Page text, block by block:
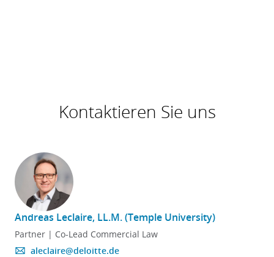
Kontaktieren Sie uns
Andreas Leclaire, LL.M. (Temple University)
Partner | Co-Lead Commercial Law
aleclaire@deloitte.de